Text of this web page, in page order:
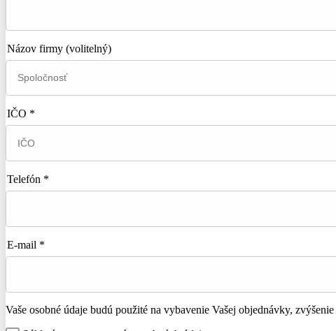
Názov firmy (volitelný)
IČO *
Telefón *
E-mail *
Vaše osobné údaje budú použité na vybavenie Vašej objednávky,